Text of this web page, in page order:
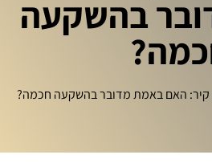
בהשקעה
קיר: האם באמת מדובר בהשקעה חכמה?